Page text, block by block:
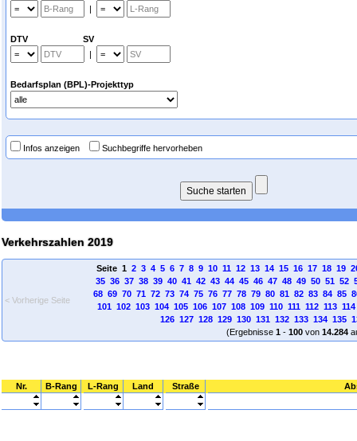
|
DTV SV
|
Bedarfsplan (BPL)-Projekttyp
Infos anzeigen Suchbegriffe hervorheben
Verkehrszahlen 2019
< Vorherige Seite
Seite 1 2 3 4 5 6 7 8 9 10 11 12 13 14 15 16 17 18 19
35 36 37 38 39 40 41 42 43 44 45 46 47 48 49 50 51 52
68 69 70 71 72 73 74 75 76 77 78 79 80 81 82 83 84 85
101 102 103 104 105 106 107 108 109 110 111 112 113 114
126 127 128 129 130 131 132 133 134 135
(Ergebnisse 1- 100von 14.284
Nr. B-Rang L-Rang Land Straße